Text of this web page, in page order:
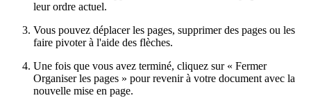
leur ordre actuel.
Vous pouvez déplacer les pages, supprimer des pages ou les
faire pivoter à l'aide des flèches.
Une fois que vous avez terminé, cliquez sur « Fermer
Organiser les pages » pour revenir à votre document avec la
nouvelle mise en page.